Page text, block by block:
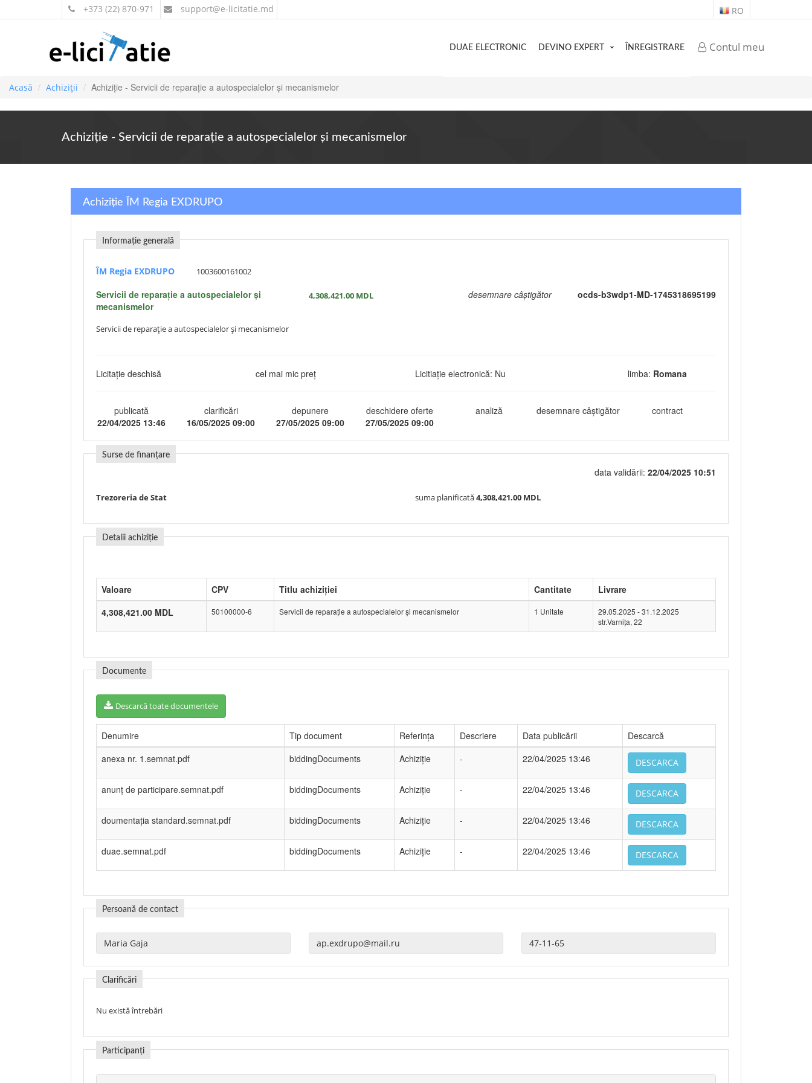
+373 (22) 870-971 support@e-licitatie.md RO
Contul meu
DUAE ELECTRONIC DEVINO EXPERT ÎNREGISTRARE
Acasă Achiziții Achiziție - Servicii de reparație a autospecialelor și mecanismelor
Achiziție - Servicii de reparație a autospecialelor și mecanismelor
Achiziție ÎM Regia EXDRUPO
Informație generală
ÎM Regia EXDRUPO 1003600161002
Servicii de reparație a autospecialelor și
mecanismelor
4,308,421.00 MDL desemnare câștigător ocds-b3wdp1-MD-1745318695199
Servicii de reparație a autospecialelor și mecanismelor
Licitație deschisă cel mai mic preț Licitiație electronică: Nu limba: Romana
publicată
22/04/2025 13:46
clarificări
16/05/2025 09:00
depunere
27/05/2025 09:00
deschidere oferte
27/05/2025 09:00
analiză desemnare câștigător contract
Surse de finanțare
data validării: 22/04/2025 10:51
Trezoreria de Stat suma planificată4,308,421.00 MDL
Detalii achiziție
Valoare CPV Titlu achiziției Cantitate
Livrare
4,308,421.00 MDL
50100000-6 Servicii de reparație a autospecialelor și mecanismelor 1 Unitate
29.05.2025 - 31.12.2025
str.Varnița, 22
Documente
Descarcă toate documentele
Denumire Tip document Referința Descriere Data publicării
Descarcă
anexa nr. 1.semnat.pdf
biddingDocuments Achiziție - 22/04/2025 13:46 DESCARCA
anunț de participare.semnat.pdf biddingDocuments Achiziție - 22/04/2025 13:46 DESCARCA
doumentația standard.semnat.pdf biddingDocuments Achiziție - 22/04/2025 13:46 DESCARCA
duae.semnat.pdf biddingDocuments Achiziție - 22/04/2025 13:46 DESCARCA
Persoană de contact
Clarificări
Nu există întrebări
Participanți